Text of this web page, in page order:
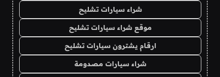
شراء سيارات تشليح
موقع شراء سيارات تشليح
ارقام يشترون سيارات تشليح
شراء سيارات مصدومة